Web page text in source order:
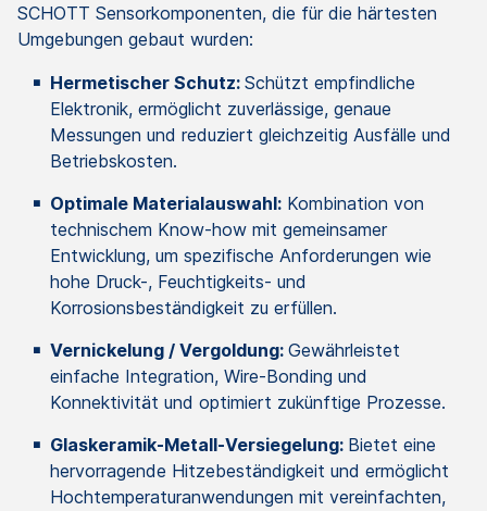
SCHOTT Sensorkomponenten, die für die härtesten
Umgebungen gebaut wurden:
Hermetischer Schutz: Schützt empfindliche
Elektronik, ermöglicht zuverlässige, genaue
Messungen und reduziert gleichzeitig Ausfälle und
Betriebskosten.
Optimale Materialauswahl: Kombination von
technischem Know-how mit gemeinsamer
Entwicklung, um spezifische Anforderungen wie
hohe Druck-, Feuchtigkeits- und
Korrosionsbeständigkeit zu erfüllen.
Vernickelung / Vergoldung: Gewährleistet
einfache Integration, Wire-Bonding und
Konnektivität und optimiert zukünftige Prozesse.
Glaskeramik-Metall-Versiegelung: Bietet eine
hervorragende Hitzebeständigkeit und ermöglicht
Hochtemperaturanwendungen mit vereinfachten,